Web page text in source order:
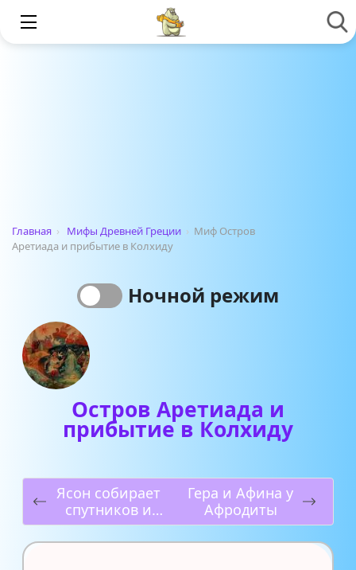
Главная › Мифы Древней Греции › Миф Остров
Аретиада и прибытие в Колхиду
Ночной режим
Остров Аретиада и
прибытие в Колхиду
Ясон собирает
спутников и
готовится к
походу в
Гера и Афина у
Афродиты